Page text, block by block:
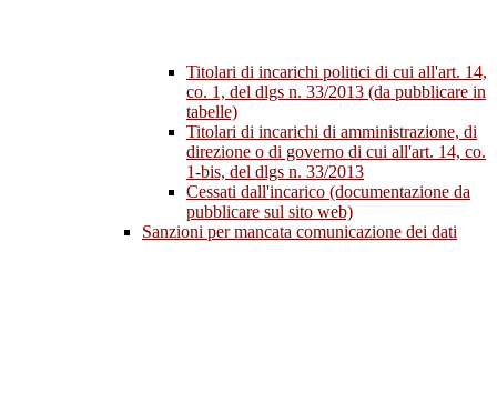
Titolari di incarichi politici di cui all'art. 14,
co. 1, del dlgs n. 33/2013 (da pubblicare in
tabelle)
Titolari di incarichi di amministrazione, di
direzione o di governo di cui all'art. 14, co.
1-bis, del dlgs n. 33/2013
Cessati dall'incarico (documentazione da
pubblicare sul sito web)
Sanzioni per mancata comunicazione dei dati